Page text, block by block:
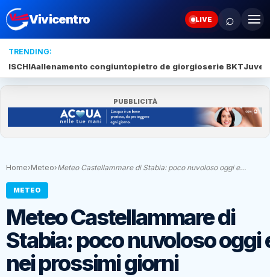
Vivicentro LIVE ⌕
TRENDING:
ISCHIAallenamento congiuntopietro de giorgioserie BKTJuve
PUBBLICITÀ
Home›Meteo›Meteo Castellammare di Stabia: poco nuvoloso oggi e…
METEO
Meteo Castellammare di
Stabia: poco nuvoloso oggi
nei prossimi giorni